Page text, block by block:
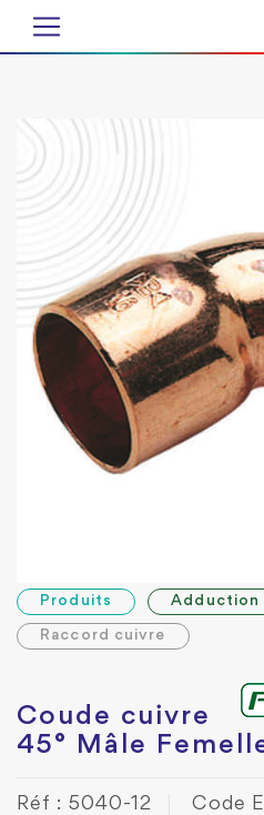
Produits Adduction
Raccord cuivre
Coude cuivre
45° Mâle
Réf : 5040-12 Code